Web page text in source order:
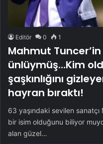
Editör 0 1
Mahmut Tuncer’in
ünlüymüş…Kim
şaşkınlığını
hayran bıraktı!
63 yaşındaki sevilen sanatçı
bir isim olduğunu biliyor
alan güzel…